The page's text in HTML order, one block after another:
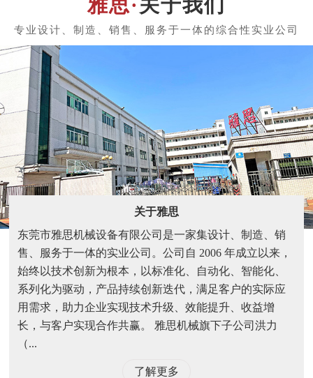
关于我们
关于雅思
东莞市雅思机械设备有限公司是一家集设计、制造、销
售、服务于一体的实业公司。公司自 2006 年成立以来，
始终以技术创新为根本，以标准化、自动化、智能化、
系列化为驱动，产品持续创新迭代，满足客户的实际应
用需求，助力企业实现技术升级、效能提升、收益增
长，与客户实现合作共赢。 雅思机械旗下子公司洪力
（...
了解更多